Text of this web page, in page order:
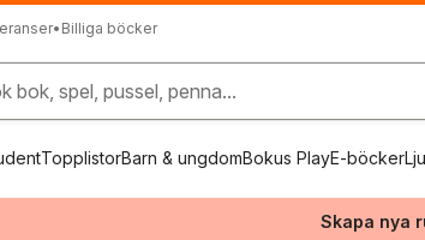
• Billiga böcker
bok, spel, pussel, penna...
TopplistorBarn & ungdomBokus PlayE-böcker
Skapa nya